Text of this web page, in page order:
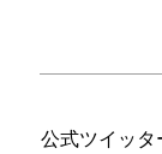
公式ツイッタ